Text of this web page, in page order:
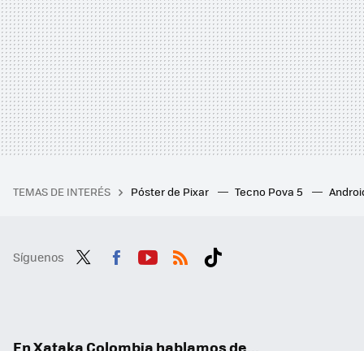
TEMAS DE INTERÉS Póster de Pixar Tecno Pova 5
Síguenos
En Xataka Colombia hablamos de...